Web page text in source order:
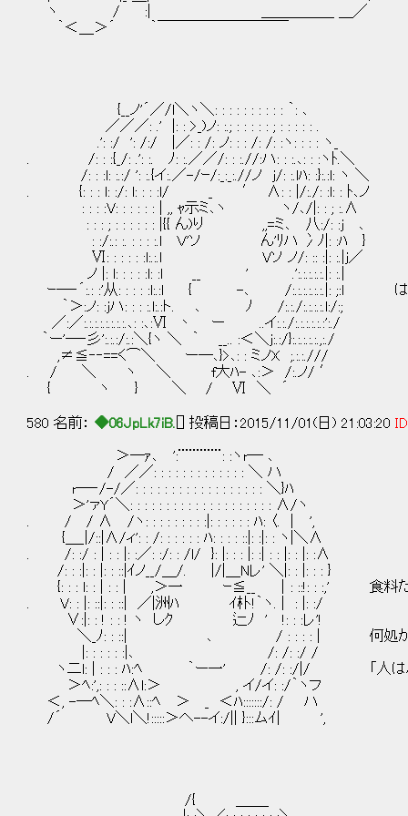
ヽ / :| ＿＿＿＿＿ ＿
｀＜＿＞´ ｀￣￣￣￣￣￣￣￣￣
{__ノ'´／/l＼ヽ＼: : : : : : : : : : ｀: ､
／／／: .' |: : >_)ノ: :.; : : : : : ; : : : : : .
.': :/ ': /:/ |／: : /: ノ: : : /: /: :ヽ: : : : ヽ_
. /: : :{_/: .': :. ﾉ: :.／／/: : :.//:ハ: : :.､: : :ヽﾄ.＼
/: : :l: :.:/ ': :.{イ:.／-/ｰ/:_:_:.//ノ j/: :.lﾊ: :}:.:l: ヽ ＼
. {: : : l: :/: l: : : :l/ _ ′ ∧: : |/:./: :l: : ﾄ､ノ
: : : :V: : : : : : | ,, ｬ示ミ､ヽ ヽ/､/|: : ; :.∧
: : : ; : : : : : : |{{ ん)り ,,=ミ､ 八:/: :j ､
: :/:.: :. : : : :.l Ｖ'ソ ん'ﾘハ 冫ﾉ|: :ﾊ }
Ⅵ: : : : : :l:.:.l Vソ ノ/: :: :|: :.|j／
ノ |: l: : : : :l: :l __ ' .':.:.:.:.:.|: :.|
ｰ―‐´:.: :'从: : : : :l:.:l { -､ /:.:.:.:.:.:.|: ;:l はは
｀＞:ノ: :jハ: : : :.l:.:ト. ､ ﾉ /:.:./:.:.:.:.l:/:;
／:／:.:.:.:.:.:.:.:.､: :､:Ⅵ 丶 ー ..イ:.:./:.:.:.:.:.:':./
｀ー'―‐彡':.:.:/:.:＼{ヽ ＼ ｀ __.. :＜＼j:.:/}:.:.:.:.:.,:./
,≠≦‐‐==く⌒＼ ー―､}>､: : ミノX ;.:.:.///
. / ＼ ヽ ＼ f大ﾊ- ､:＞ /:.ノ/ ′
{ ヽ } ＼ / Ⅵ ＼ ´
580 名前： ◆06JpLk7iB. [] 投稿日：2015/11/01(日) 21:03:20
＞─ｧ､ ':¨¨¨¨¨¨: :ヽr─ ､
/ ／／: : : : : : : : : : : : : ＼ ハ
r─‐/-/／: : : : : : : : : : : : : : : : : : ＼}ﾊ
＞'ァY´＼: : : : : : : : : : : : : : : : : : : : ∧/ヽ
. / / ∧ /ヽ: : : : : : : : :|: : : : : : ﾊ: 〈. ｜ ',
{＿_|/::|∧/ィ': : /: : : : : : ﾊ: : : : ::|: :|: : ヽ|＼∧
. /: :/ : | : : |: :／: :/: : /l/ }: |: : : |: :| : : |: : |: :∧
/: : :|: : |: : ::|ｲノ__/＿/. |/|＿Nレ' ＼|: : |: : : }
{: : : l: : | : : | ,＞一 ｰ≦__ ｜: ::!: : :,' 食料だけで
. V: : |: ::|: : ::| ／|洲ﾊ ｲ朴!｀ヽ. | : |: :/
∨:|: : ! : : ! ヽ しｸ 辷ﾉ ' !: : :レ'!
＼_ﾉ: : ::| ､ / : : : : | 何処かのロンゲ
|: : : : : :|､ /: /: :/ /
ヽ二l: | : : : ﾊ:ﾍ ｀ー一' /: /: :/|/ 「人はパンの
＞ﾍ:',: : : ::∧l:＞ , イ/イ: :/｀ヽフ
＜, -─ﾍ＼: : :∧::ﾍ ＞ _ ＜ﾊ:::::::/: / ハ
/´ V＼l＼!:::::＞へ--イ:/|| }:::ムｲ| ',
/{ ＿＿_